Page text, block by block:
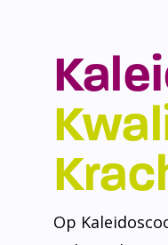
Op
te bereiden